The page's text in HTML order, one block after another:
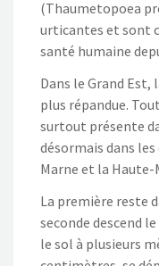
(Thaumetopoea
urticantes et sont
santé humaine
Dans le Grand Est,
plus répandue.
surtout présente
désormais dans
Marne et la Haute-
La première reste
seconde descend
le sol à plusieurs